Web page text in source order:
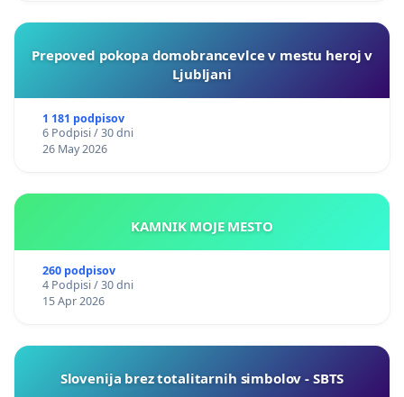
Prepoved pokopa domobrancevlce v mestu heroj v
Ljubljani
1 181 podpisov
6 Podpisi / 30 dni
26 May 2026
KAMNIK MOJE MESTO
260 podpisov
4 Podpisi / 30 dni
15 Apr 2026
Slovenija brez totalitarnih simbolov - SBTS